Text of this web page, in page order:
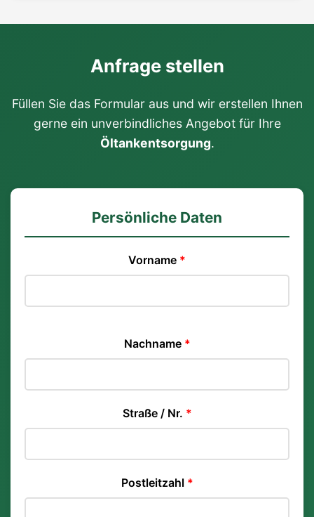
Anfrage stellen
Füllen Sie das Formular aus und wir erstellen Ihnen
gerne ein unverbindliches Angebot für Ihre
Öltankentsorgung.
Persönliche Daten
Vorname *
Nachname *
Straße / Nr. *
Postleitzahl *